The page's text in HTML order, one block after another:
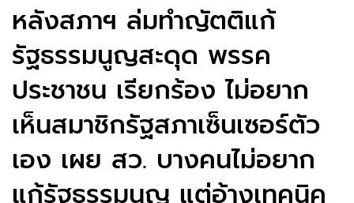
หลังสภาฯ ล่มทำญัตติแก้​​
รัฐธรรมนูญสะดุด พรรค
ประชาชน เรียกร้อง ไม่อยาก
เห็นสมาชิกรัฐสภาเซ็นเซอร์ตัว
เอง เผย สว. บางคนไม่อยาก
แก้รัฐธรรมนูญ​ แต่อ้างเทคนิค